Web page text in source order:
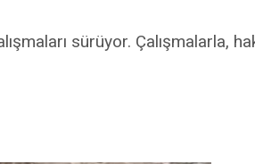
sürüyor. Çalışmalarla,